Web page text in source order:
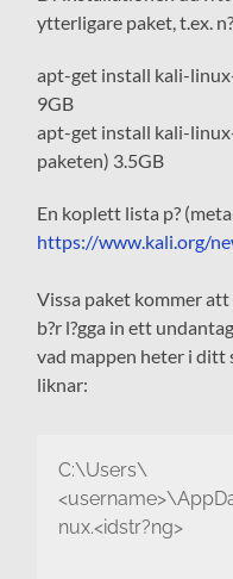
ytterligare paket, t.ex.
apt-get install kali-
9GB
apt-get install kali-
paketen) 3.5GB
En koplett lista p?
https://www.kali.org/
Vissa paket kommer
b?r l?gga in ett
vad mappen heter i ditt
liknar:
C:\Users\
nux.<idstr?ng>